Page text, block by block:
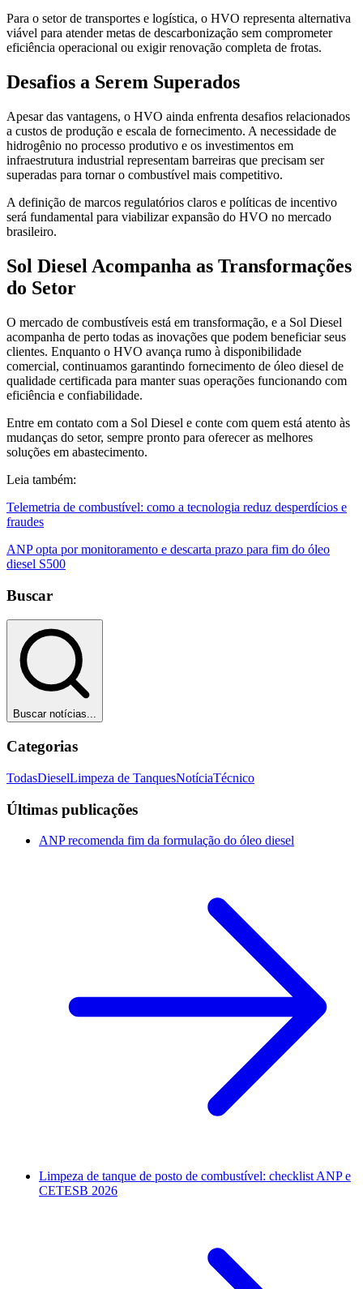
Para o setor de transportes e logística, o HVO representa alternativa
viável para atender metas de descarbonização sem comprometer
eficiência operacional ou exigir renovação completa de frotas.
Desafios a Serem Superados
Apesar das vantagens, o HVO ainda enfrenta desafios relacionados
a custos de produção e escala de fornecimento. A necessidade de
hidrogênio no processo produtivo e os investimentos em
infraestrutura industrial representam barreiras que precisam ser
superadas para tornar o combustível mais competitivo.
A definição de marcos regulatórios claros e políticas de incentivo
será fundamental para viabilizar expansão do HVO no mercado
brasileiro.
Sol Diesel Acompanha as Transformações
do Setor
O mercado de combustíveis está em transformação, e a Sol Diesel
acompanha de perto todas as inovações que podem beneficiar seus
clientes. Enquanto o HVO avança rumo à disponibilidade
comercial, continuamos garantindo fornecimento de óleo diesel de
qualidade certificada para manter suas operações funcionando com
eficiência e confiabilidade.
Entre em contato com a Sol Diesel e conte com quem está atento às
mudanças do setor, sempre pronto para oferecer as melhores
soluções em abastecimento.
Leia também:
Telemetria de combustível: como a tecnologia reduz desperdícios e
fraudes
ANP opta por monitoramento e descarta prazo para fim do óleo
diesel S500
Buscar
Buscar notícias...
Categorias
TodasDieselLimpeza de TanquesNotíciaTécnico
Últimas publicações
ANP recomenda fim da formulação do óleo diesel
Limpeza de tanque de posto de combustível: checklist ANP e
CETESB 2026